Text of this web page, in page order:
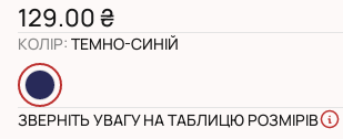
129.00 ₴
КОЛІР: ТЕМНО-СИНІЙ
ЗВЕРНІТЬ УВАГУ НА ТАБЛИЦЮ РОЗМІРІВ